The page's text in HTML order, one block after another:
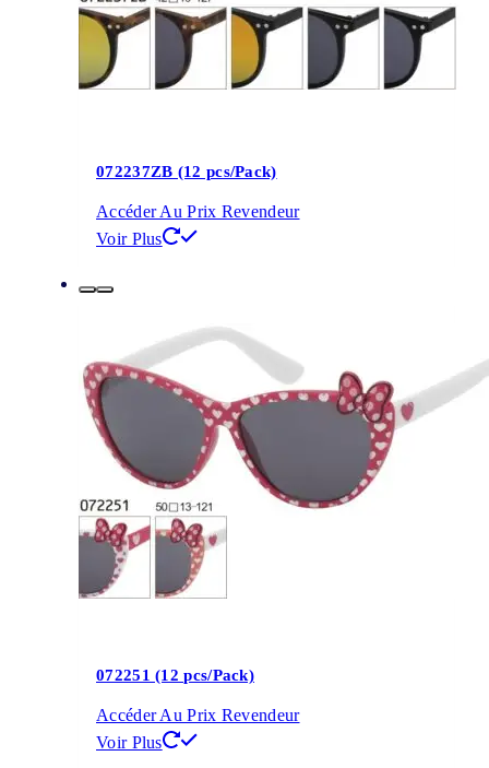
072237ZB (12 pcs/Pack)
Accéder Au Prix Revendeur
Voir Plus
072251 (12 pcs/Pack)
Accéder Au Prix Revendeur
Voir Plus